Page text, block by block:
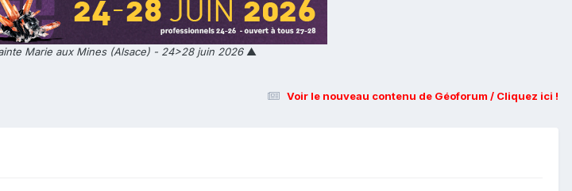
Marie aux Mines (Alsace) - 24>28 juin 2026▲
Voir le nouveau contenu de Géoforum / Cliquez ici !